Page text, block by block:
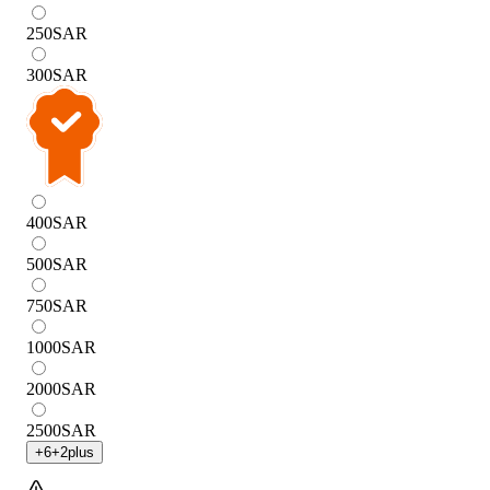
250SAR
300SAR
400SAR
500SAR
750SAR
1000SAR
2000SAR
2500SAR
+6+2plus